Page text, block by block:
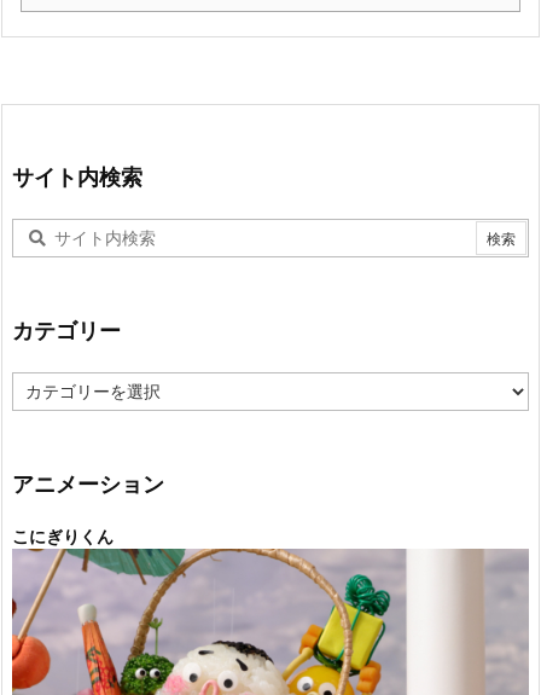
サイト内検索
カテゴリー
テ
ー
アニメーション
こにぎりくん